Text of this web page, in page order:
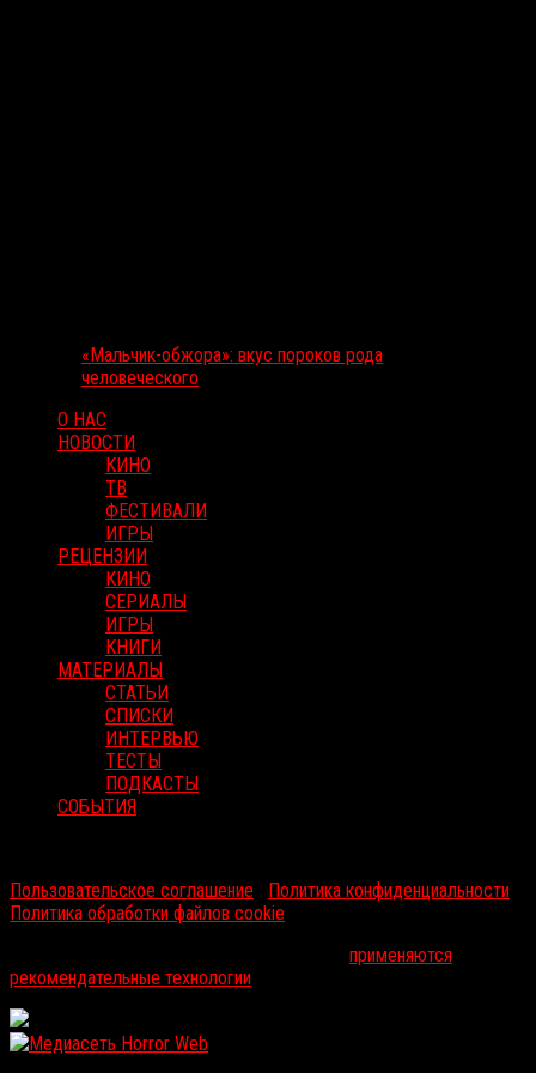
«Мальчик-обжора»: вкус пороков рода
человеческого
О НАС
НОВОСТИ
КИНО
ТВ
ФЕСТИВАЛИ
ИГРЫ
РЕЦЕНЗИИ
КИНО
СЕРИАЛЫ
ИГРЫ
КНИГИ
МАТЕРИАЛЫ
СТАТЬИ
СПИСКИ
ИНТЕРВЬЮ
ТЕСТЫ
ПОДКАСТЫ
СОБЫТИЯ
Пользовательское соглашение
Политика конфиденциальности
Политика обработки файлов cookie
применяются
рекомендательные технологии